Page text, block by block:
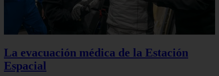
La evacuación médica de la Estación
Espacial